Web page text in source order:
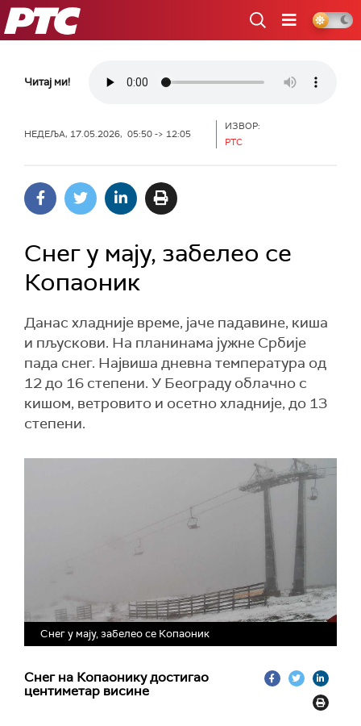
РТС
Читај ми!
НЕДЕЉА, 17.05.2026, 05:50 -> 12:05
ИЗВОР:
РТС
Снег у мају, забелео се
Копаоник
Данас хладније време, јаче падавине, киша
и пљускови. На планинама јужне Србије
пада снег. Највиша дневна температура од
12 до 16 степени. У Београду облачно с
кишом, ветровито и осетно хладније, до 13
степени.
Снег у мају, забелео се Копаоник
Снег на Копаонику достигао
центиметар висине